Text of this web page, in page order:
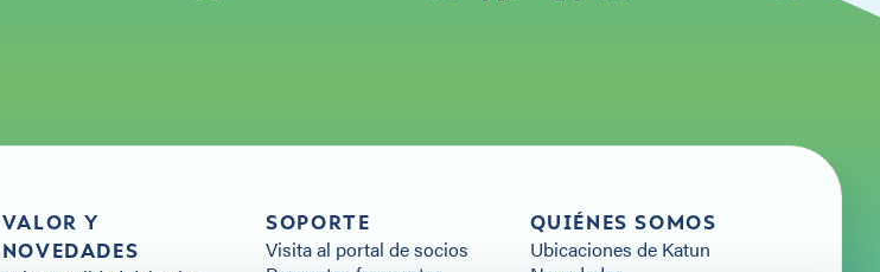
VALOR Y
NOVEDADES
SOPORTE
Visita al portal de socios
QUIÉNES SOMOS
Ubicaciones de Katun